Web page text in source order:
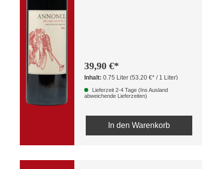
39,90 €*
Inhalt:0.75 Liter(53,20 €* / 1 Liter)
Lieferzeit 2-4 Tage (Ins Ausland
abweichende Lieferzeiten)
In den Warenkorb